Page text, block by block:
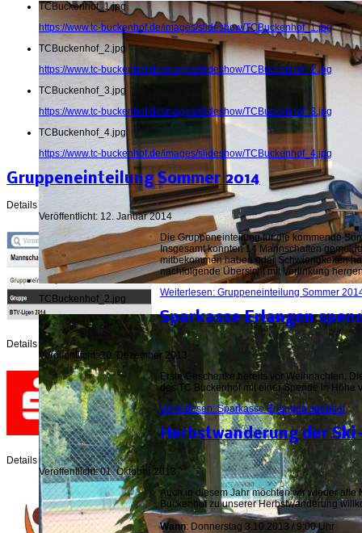
TCBuckenhof_2.jpg
TCBuckenhof_1.jpg
https://www.tc-buckenhof.de/images/slideshow/TCBuckenhof_1.jpg
TCBuckenhof_2.jpg
https://www.tc-buckenhof.de/images/slideshow/TCBuckenhof_2.jpg
TCBuckenhof_3.jpg
https://www.tc-buckenhof.de/images/slideshow/TCBuckenhof_3.jpg
TCBuckenhof_4.jpg
https://www.tc-buckenhof.de/images/slideshow/TCBuckenhof_4.jpg
Gruppeneinteilung Sommer 2014
Details
Veröffentlicht: 12. Januar 2014
Die Gruppeneinteilung für die kommende
Insgesamt konnten 14 Mannschaften
mitbekommen haben oder Schwierigkeiten
nachfolgende Übersicht mit Verlinkung
Weiterlesen: Gruppeneinteilung Sommer
Sparkasse Erlangen
Details
Veröffentlicht: 20. Dezember 2013
Erste Geschenke bereits vor Weihnachten.
des TC Buckenhof mit einer Spende in Höhe
Weiterlesen: Sparkasse Erlangen spendet
Herbstwanderung der
Details
Veröffentlicht: 01. Oktober 2013
Auch in diesem Jahr möchten wir wieder
Buckenhof zu unserer Herbstwanderung
Wann: Donnerstag 3.10.2013 / 9:00 Uhr